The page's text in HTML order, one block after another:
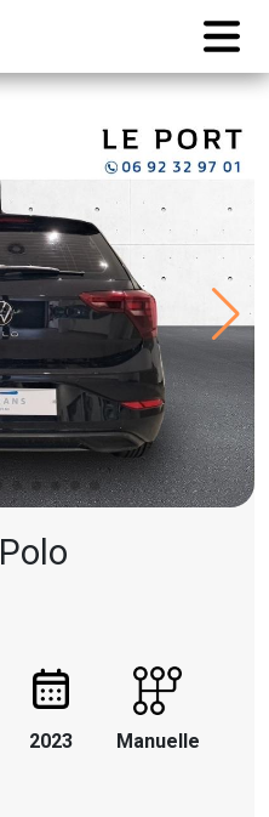
Polo
2023 Manuelle